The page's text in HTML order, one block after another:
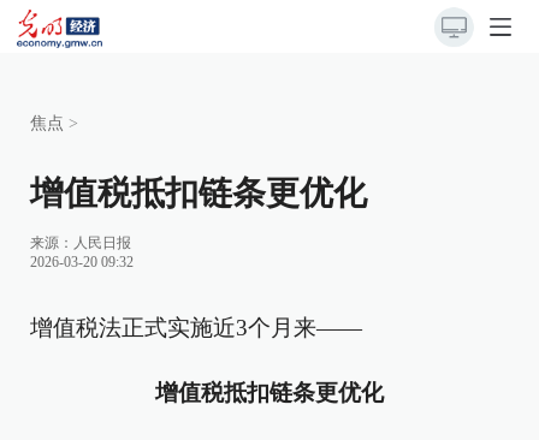
焦点 >
增值税抵扣链条更优化
来源： 人民日报
2026-03-20 09:32
增值税法正式实施近3个月来——
增值税抵扣链条更优化